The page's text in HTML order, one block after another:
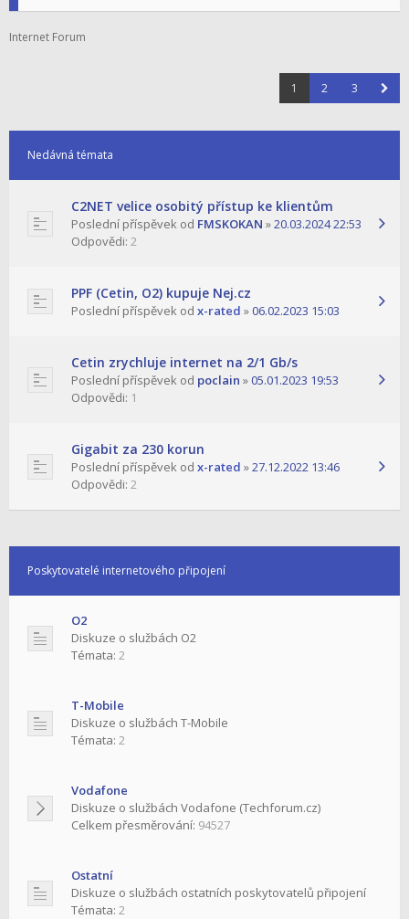
Internet Forum
1 2 3
Nedávná témata
C2NET velice osobitý přístup ke klientům
Poslední příspěvek od FMSKOKAN »20.03.2024 22:53
Odpovědi: 2
PPF (Cetin, O2) kupuje Nej.cz
Poslední příspěvek od x-rated »06.02.2023 15:03
Cetin zrychluje internet na 2/1 Gb/s
Poslední příspěvek od poclain »05.01.2023 19:53
Odpovědi: 1
Gigabit za 230 korun
Poslední příspěvek od x-rated »27.12.2022 13:46
Odpovědi: 2
Poskytovatelé internetového připojení
O2
Diskuze o službách O2
Témata: 2
T-Mobile
Diskuze o službách T-Mobile
Témata: 2
Vodafone
Diskuze o službách Vodafone (Techforum.cz)
Celkem přesměrování: 94527
Ostatní
Diskuze o službách ostatních poskytovatelů připojení
Témata: 2